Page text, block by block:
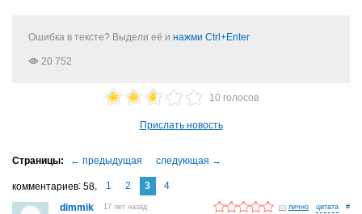
Ошибка в тексте? Выдели её и нажми Ctrl+Enter
20 752
10 голосов
Прислать новость
комментариев 58 1 2 3
4
dimmik
17 лет назад лично #